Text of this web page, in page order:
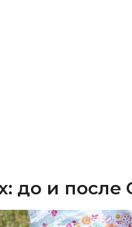
до и после